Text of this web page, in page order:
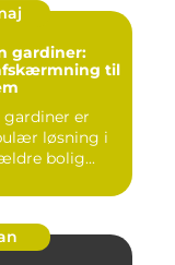
gardiner:
til
gardiner er
løsning i
bolig...